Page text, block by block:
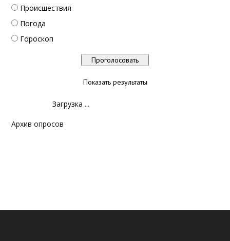
Происшествия
Погода
Гороскоп
Показать результаты
Загрузка ...
Архив опросов